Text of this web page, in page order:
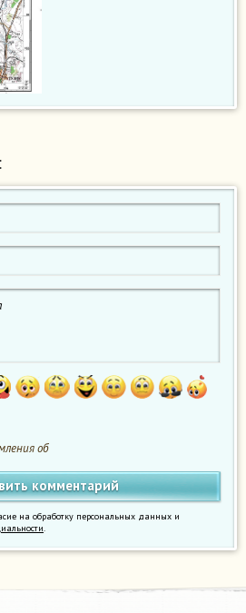
об
на обработку персональных данных и
.